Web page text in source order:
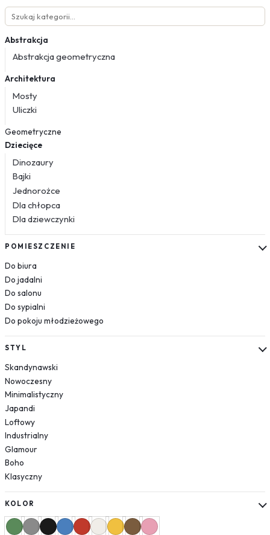
Abstrakcja
Abstrakcja geometryczna
Architektura
Mosty
Uliczki
Geometryczne
Dziecięce
Dinozaury
Bajki
Jednorożce
Dla chłopca
Dla dziewczynki
Kosmos
Krajobrazy
Góry
Las
Plaża
Wodospad
Pustynia
Jezioro
Morze
Kwiaty
Dmuchawce
Lawenda
Magnolie
Maki
Storczyki
Piwonie
Słoneczniki
Mapy
POMIESZCZENIE
Do biura
Do jadalni
Do salonu
Do sypialni
Do pokoju młodzieżowego
STYL
Skandynawski
Nowoczesny
Minimalistyczny
Japandi
Loftowy
Industrialny
Glamour
Boho
Klasyczny
KOLOR